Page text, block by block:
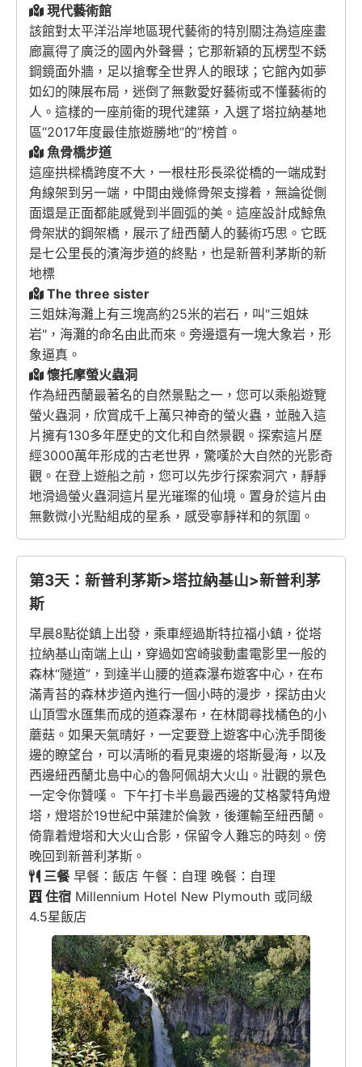
現代藝術館
該館對太平洋沿岸地區現代藝術的特別關注為這座畫
廊贏得了廣泛的國內外聲譽；它那新穎的瓦楞型不銹
鋼鏡面外牆，足以搶奪全世界人的眼球；它館內如夢
如幻的陳展布局，迷倒了無數愛好藝術或不懂藝術的
人。這樣的一座前衛的現代建築，入選了塔拉納基地
區“2017年度最佳旅遊勝地“的”榜首。
魚骨橋步道
這座拱樑橋跨度不大，一根柱形長梁從橋的一端成對
角線架到另一端，中間由幾條骨架支撐着，無論從側
面還是正面都能感覺到半圓弧的美。這座設計成鯨魚
骨架狀的鋼架橋，展示了紐西蘭人的藝術巧思。它既
是七公里長的濱海步道的終點，也是新普利茅斯的新
地標
The three sister
三姐妹海灘上有三塊高約25米的岩石，叫"三姐妹
岩"，海灘的命名由此而來。旁邊還有一塊大象岩，形
象逼真。
懷托摩螢火蟲洞
作為紐西蘭最著名的自然景點之一，您可以乘船遊覽
螢火蟲洞，欣賞成千上萬只神奇的螢火蟲，並融入這
片擁有130多年歷史的文化和自然景觀。探索這片歷
經3000萬年形成的古老世界，驚嘆於大自然的光影奇
觀。在登上遊船之前，您可以先步行探索洞穴，靜靜
地滑過螢火蟲洞這片星光璀璨的仙境。置身於這片由
無數微小光點組成的星系，感受寧靜祥和的氛圍。
第3天：新普利茅斯>塔拉納基山>新普利茅
斯
早晨8點從鎮上出發，乘車經過斯特拉福小鎮，從塔
拉納基山南端上山，穿過如宮崎骏動畫電影里一般的
森林“隧道”，到達半山腰的道森瀑布遊客中心，在布
滿青苔的森林步道內進行一個小時的漫步，探訪由火
山頂雪水匯集而成的道森瀑布，在林間尋找橘色的小
蘑菇。如果天氣晴好，一定要登上遊客中心洗手間後
邊的瞭望台，可以清晰的看見東邊的塔斯曼海，以及
西邊紐西蘭北島中心的魯阿佩胡大火山。壯觀的景色
一定令你贊嘆。 下午打卡半島最西邊的艾格蒙特角燈
塔，燈塔於19世紀中葉建於倫敦，後運輸至紐西蘭。
倚靠着燈塔和大火山合影，保留令人難忘的時刻。傍
晚回到新普利茅斯。
三餐早餐：飯店 午餐：自理 晚餐：自理
住宿 Millennium Hotel New Plymouth 或同級
4.5星飯店